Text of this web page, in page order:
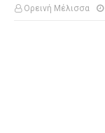
Ορεινή Μέλισσα